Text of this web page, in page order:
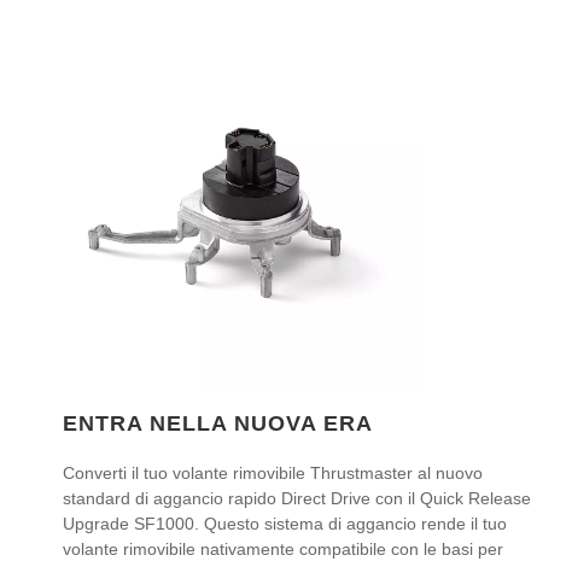
ENTRA NELLA NUOVA ERA
Converti il tuo volante rimovibile Thrustmaster al nuovo
standard di aggancio rapido Direct Drive con il Quick Release
Upgrade SF1000. Questo sistema di aggancio rende il tuo
volante rimovibile nativamente compatibile con le basi per